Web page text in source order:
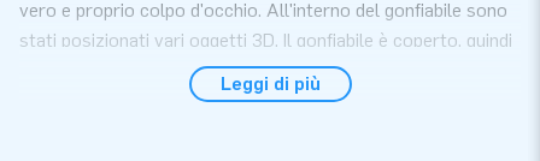
vero e proprio colpo d'occhio. All'interno del gonfiabile sono
stati posizionati vari oggetti 3D. Il gonfiabile è coperto, quindi
può essere utilizzato anche durante una giornata di pioggia. I
genitori possono sorvegliare comodamente attraverso le reti
Leggi di più